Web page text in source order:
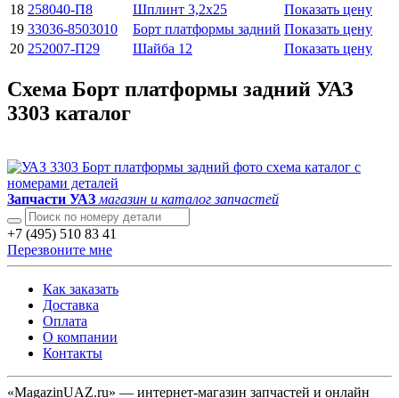
18 258040-П8 Шплинт 3,2x25
Показать цену
19 33036-8503010 Борт платформы задний Показать цену
20 252007-П29 Шайба 12 Показать цену
Схема Борт платформы задний УАЗ
3303 каталог
Запчасти УАЗ магазин и каталог запчастей
+7 (495) 510 83 41
Перезвоните мне
Как заказать
Доставка
Оплата
О компании
Контакты
«MagazinUAZ.ru» — интернет-магазин запчастей и онлайн